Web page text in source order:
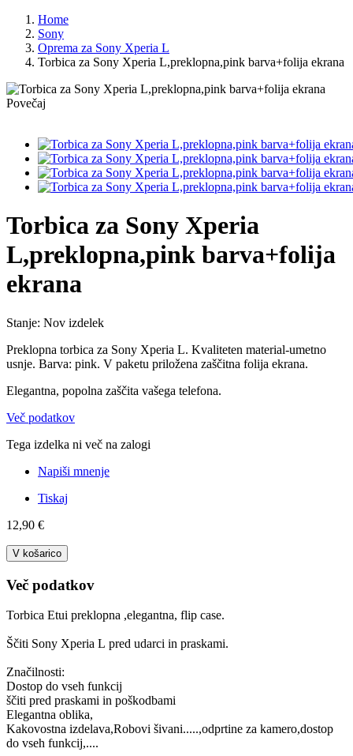
Home
Sony
Oprema za Sony Xperia L
Torbica za Sony Xperia L,preklopna,pink barva+folija ekrana
Povečaj
Torbica za Sony Xperia
L,preklopna,pink barva+folija
ekrana
Stanje: Nov izdelek
Preklopna torbica za Sony Xperia L. Kvaliteten material-umetno
usnje. Barva: pink. V paketu priložena zaščitna folija ekrana.
Elegantna, popolna zaščita vašega telefona.
Več podatkov
Tega izdelka ni več na zalogi
Napiši mnenje
Tiskaj
12,90 €
V košarico
Več podatkov
Torbica Etui preklopna ,elegantna, flip case.
Ščiti Sony Xperia L pred udarci in praskami.
Značilnosti:
Dostop do vseh funkcij
ščiti pred praskami in poškodbami
Elegantna oblika,
Kakovostna izdelava,Robovi šivani.....,odprtine za kamero,dostop
do vseh funkcij,....